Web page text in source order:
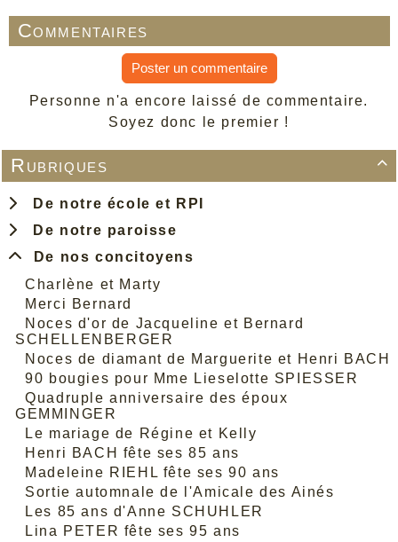

Rubriques
De notre école et RPI
De notre paroisse
De nos concitoyens
Charlène et Marty
Merci Bernard
Noces d'or de Jacqueline et Bernard
SCHELLENBERGER
Noces de diamant de Marguerite et Henri BACH
90 bougies pour Mme Lieselotte SPIESSER
Quadruple anniversaire des époux
GEMMINGER
Le mariage de Régine et Kelly
Henri BACH fête ses 85 ans
Madeleine RIEHL fête ses 90 ans
Sortie automnale de l'Amicale des Ainés
Les 85 ans d'Anne SCHUHLER
Lina PETER fête ses 95 ans
Commentaires
Poster un commentaire
Personne n'a encore laissé de commentaire.
Soyez donc le premier !